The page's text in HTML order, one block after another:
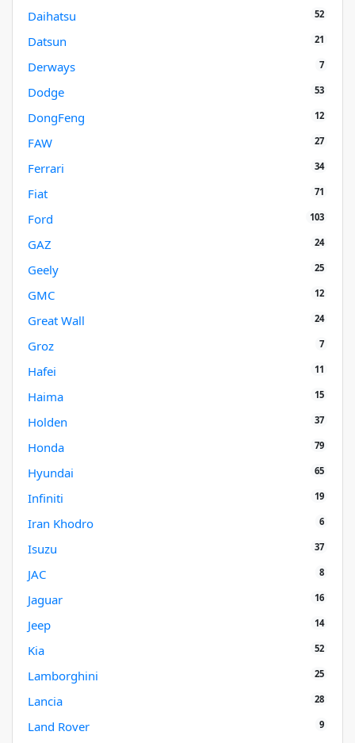
Daihatsu 52
Datsun 21
Derways 7
Dodge 53
DongFeng 12
FAW 27
Ferrari 34
Fiat 71
Ford 103
GAZ 24
Geely 25
GMC 12
Great Wall 24
Groz 7
Hafei 11
Haima 15
Holden 37
Honda 79
Hyundai 65
Infiniti 19
Iran Khodro 6
Isuzu 37
JAC 8
Jaguar 16
Jeep 14
Kia 52
Lamborghini 25
Lancia 28
Land Rover 9